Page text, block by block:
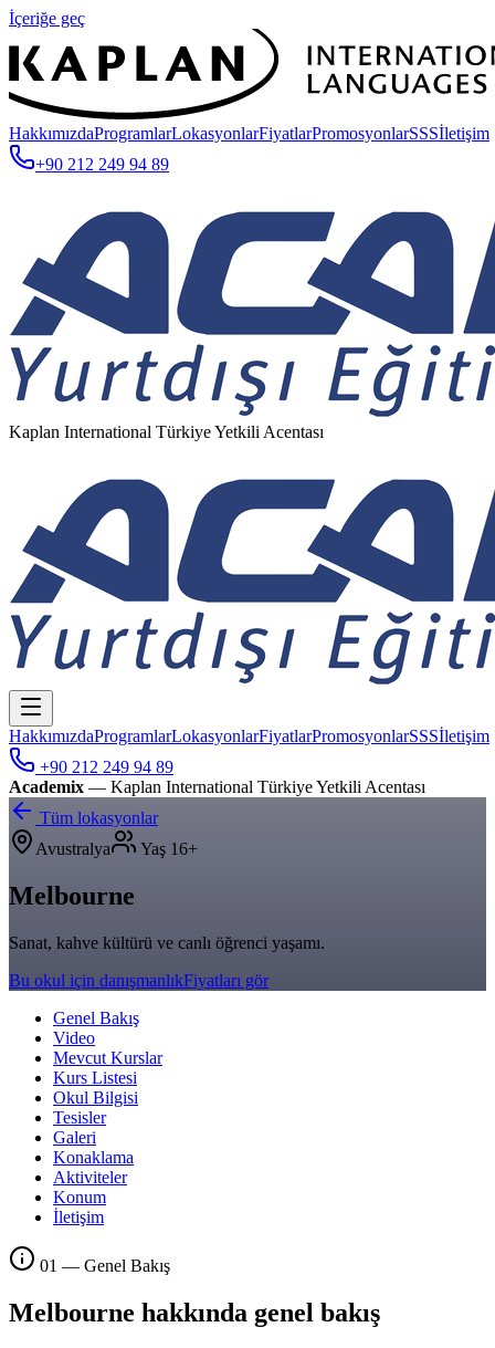
İçeriğe geç
HakkımızdaProgramlarLokasyonlarFiyatlarPromosyonlarSSSİletişim
+90 212 249 94 89
Kaplan International Türkiye Yetkili Acentası
HakkımızdaProgramlarLokasyonlarFiyatlarPromosyonlarSSSİletişim
+90 212 249 94 89
Academix — Kaplan International Türkiye Yetkili Acentası
Tüm lokasyonlar
Avustralya
Yaş 16+
Melbourne
Sanat, kahve kültürü ve canlı öğrenci yaşamı.
Bu okul için danışmanlıkFiyatları gör
Genel Bakış
Video
Mevcut Kurslar
Kurs Listesi
Okul Bilgisi
Tesisler
Galeri
Konaklama
Aktiviteler
Konum
İletişim
01 — Genel Bakış
Melbourne hakkında genel bakış